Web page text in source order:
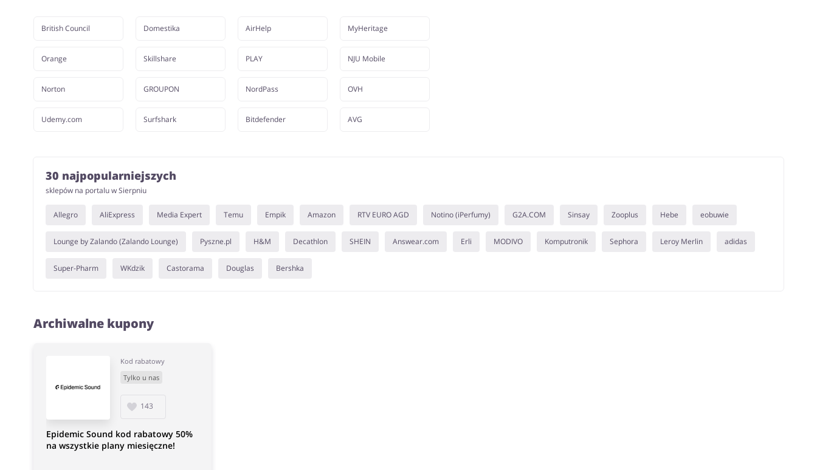
British Council
Orange
Norton
Udemy.com
Domestika
Skillshare
GROUPON
Surfshark
AirHelp
PLAY
NordPass
Bitdefender
MyHeritage
NJU Mobile
OVH
AVG
30 najpopularniejszych
sklepów na portalu w Sierpniu
Allegro AliExpress Media Expert Temu Empik Amazon RTV EURO AGD Notino (iPerfumy) G2A.COM Sinsay Zooplus Hebe eobuwie
Lounge by Zalando (Zalando Lounge) Pyszne.pl H&M Decathlon SHEIN Answear.com Erli MODIVO Komputronik Sephora Leroy Merlin adidas
Super-Pharm WKdzik Castorama Douglas Bershka
Archiwalne kupony
Kod rabatowy
Tylko u nas
143
Epidemic Sound kod rabatowy 50%
na wszystkie plany miesięczne!